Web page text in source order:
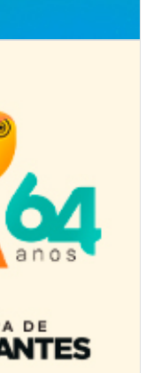
especialistas para